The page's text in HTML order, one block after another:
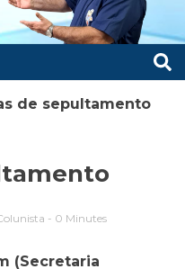
de sepultamento
- 0 Minutes
(Secretaria